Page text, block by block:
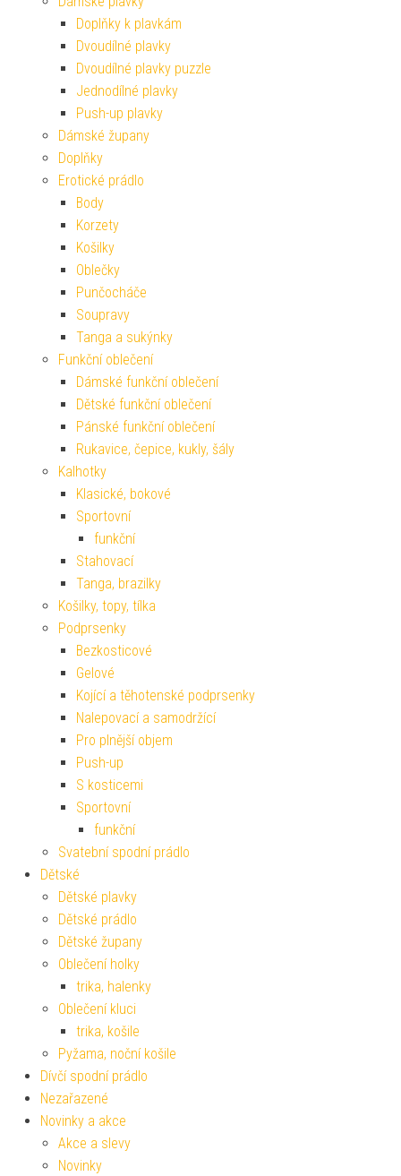
Doplňky k plavkám
Dvoudílné plavky
Dvoudílné plavky puzzle
Jednodílné plavky
Push-up plavky
Dámské župany
Doplňky
Erotické prádlo
Body
Korzety
Košilky
Oblečky
Punčocháče
Soupravy
Tanga a sukýnky
Funkční oblečení
Dámské funkční oblečení
Dětské funkční oblečení
Pánské funkční oblečení
Rukavice, čepice, kukly, šály
Kalhotky
Klasické, bokové
Sportovní
funkční
Stahovací
Tanga, brazilky
Košilky, topy, tílka
Podprsenky
Bezkosticové
Gelové
Kojící a těhotenské podprsenky
Nalepovací a samodržící
Pro plnější objem
Push-up
S kosticemi
Sportovní
funkční
Svatební spodní prádlo
Dětské
Dětské plavky
Dětské prádlo
Dětské župany
Oblečení holky
trika, halenky
Oblečení kluci
trika, košile
Pyžama, noční košile
Dívčí spodní prádlo
Nezařazené
Novinky a akce
Akce a slevy
Novinky